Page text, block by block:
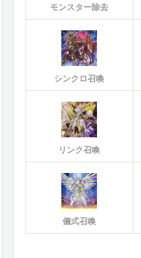
モンスター除去
シンクロ召喚
リンク召喚
儀式召喚